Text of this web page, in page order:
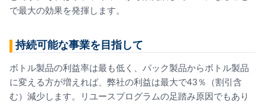
で最大の効果を発揮します。
持続可能な事業を目指して
ボトル製品の利益率は最も低く、パック製品からボトル製品
に変える方が増えれば、弊社の利益は最大で43％（割引含
む）減少します。リユースプログラムの足踏み原因でもあり